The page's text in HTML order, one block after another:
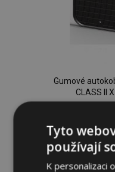
Gumové
CLASS II
Tyto
používají
K personalizaci